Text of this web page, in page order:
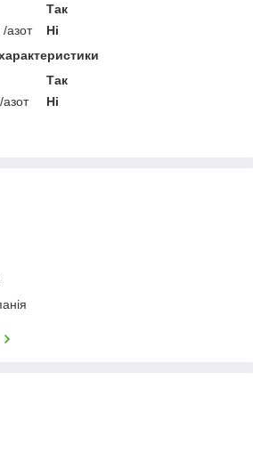
Так
азот
Ні
Так
Ні